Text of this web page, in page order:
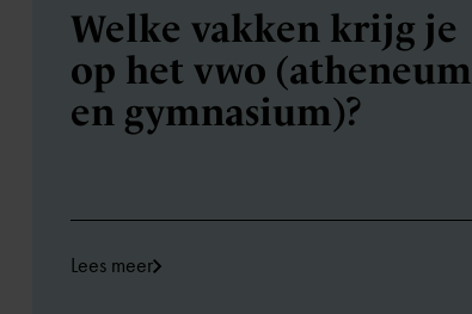
Welke vakken krijg je
op het vwo (atheneum
en gymnasium)?
Lees meer